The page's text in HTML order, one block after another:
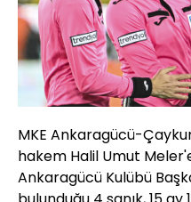
MKE Ankaragücü-
hakem Halil Umut
Ankaragücü Kulübü